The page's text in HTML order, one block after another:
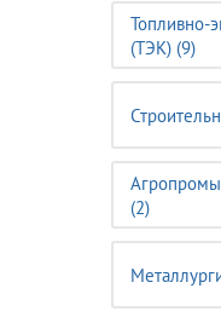
Топливно-
(ТЭК) (9)
(2)